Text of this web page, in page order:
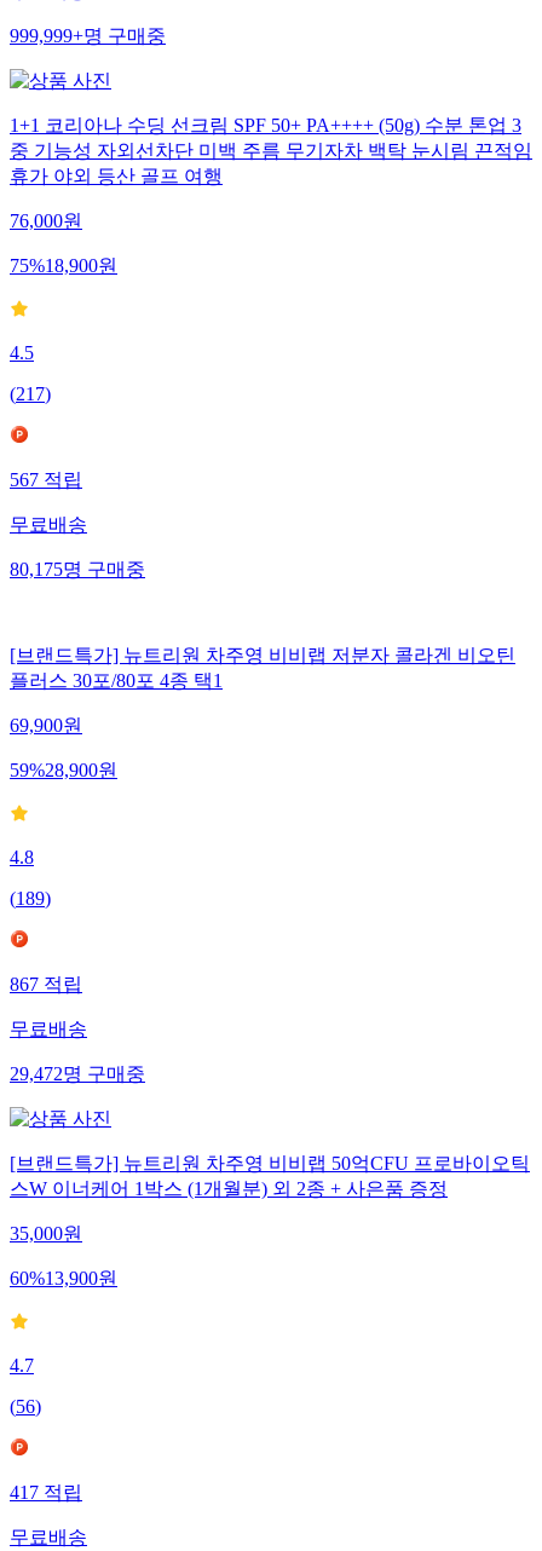
999,999+명구매중
1+1 코리아나 수딩 선크림 SPF 50+ PA++++ (50g) 수분 톤업 3
중 기능성 자외선차단 미백 주름 무기자차 백탁 눈시림 끈적임
휴가 야외 등산 골프 여행
76,000원
75%18,900원
4.5
(217)
567적립
무료배송
80,175명구매중
[브랜드특가] 뉴트리원 차주영 비비랩 저분자 콜라겐 비오틴
플러스 30포/80포 4종 택1
69,900원
59%28,900원
4.8
(189)
867적립
무료배송
29,472명구매중
[브랜드특가] 뉴트리원 차주영 비비랩 50억CFU 프로바이오틱
스W 이너케어 1박스 (1개월분) 외 2종 + 사은품 증정
35,000원
60%13,900원
4.7
(56)
417적립